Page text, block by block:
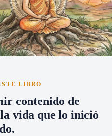
LIBRO
contenido de
vida que lo inició